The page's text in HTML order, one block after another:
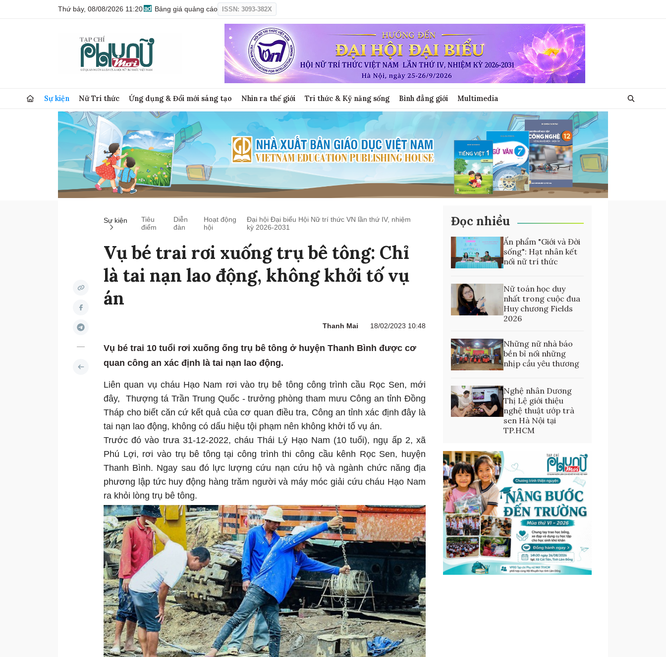
Thứ bảy, 08/08/2026 11:20 Bảng giá quảng cáo ISSN: 3093-382X
Sự kiện Nữ Trí thức Ứng dụng & Đổi mới sáng tạo Nhìn ra thế giới Tri thức & Kỹ năng sống Bình đẳng giới Multimedia
Sự kiện
Tiêu
điểm
Diễn
đàn
Hoạt động
hội
Đại hội Đại biểu Hội Nữ trí thức VN lần thứ IV, nhiệm
kỳ 2026-2031
Vụ bé trai rơi xuống trụ bê tông: Chỉ
là tai nạn lao động, không khởi tố vụ
án
Thanh Mai 18/02/2023 10:48
Vụ bé trai 10 tuổi rơi xuống ống trụ bê tông ở huyện Thanh Bình được cơ
quan công an xác định là tai nạn lao động.
Liên quan vụ cháu Hạo Nam rơi vào trụ bê tông công trình cầu Rọc Sen, mới
đây, Thượng tá Trần Trung Quốc - trưởng phòng tham mưu Công an tỉnh Đồng
Tháp cho biết căn cứ kết quả của cơ quan điều tra, Công an tỉnh xác định đây là
tai nạn lao động, không có dấu hiệu tội phạm nên không khởi tố vụ án.
Trước đó vào trưa 31-12-2022, cháu Thái Lý Hạo Nam (10 tuổi), ngụ ấp 2, xã
Phú Lợi, rơi vào trụ bê tông tại công trình thi công cầu kênh Rọc Sen, huyện
Thanh Bình. Ngay sau đó lực lượng cứu nạn cứu hộ và ngành chức năng địa
phương lập tức huy động hàng trăm người và máy móc giải cứu cháu Hạo Nam
ra khỏi lòng trụ bê tông.
Đọc nhiều
Ấn phẩm "Giới và Đời
sống": Hạt nhân kết
nối nữ trí thức
Nữ toán học duy
nhất trong cuộc đua
Huy chương Fields
2026
Những nữ nhà báo
bền bỉ nối những
nhịp cầu yêu thương
Nghệ nhân Dương
Thị Lệ giới thiệu
nghệ thuật ướp trà
sen Hà Nội tại
TP.HCM